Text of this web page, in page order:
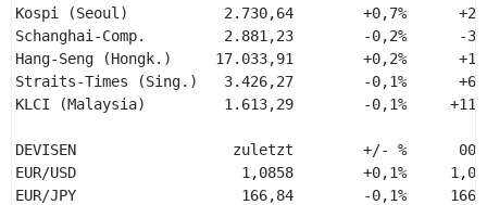
Kospi (Seoul)           2.730,64        +0,7%
Schanghai-Comp.         2.881,23        -0,2%      -
Hang-Seng (Hongk.)     17.033,91        +0,2%
Straits-Times (Sing.)   3.426,27        -0,1%
KLCI (Malaysia)         1.613,29        -0,1%
DEVISEN                  zuletzt        +/- %      00:00
EUR/USD                   1,0858        +0,1%
EUR/JPY                   166,84        -0,1%